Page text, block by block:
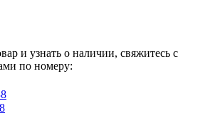
и узнать о наличии, свяжитесь с
по номеру: